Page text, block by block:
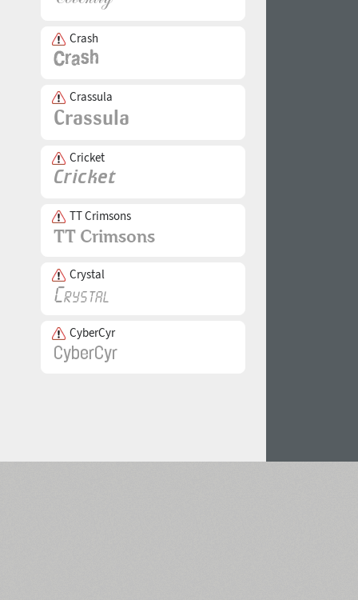
Crash
Crassula
Cricket
TT Crimsons
Crystal
CyberCyr